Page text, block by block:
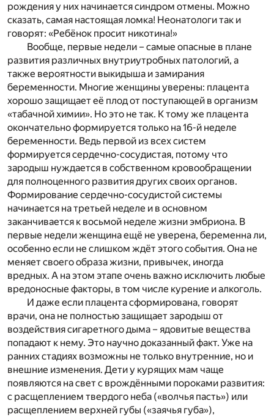
рождения у них начинается синдром отмены. Можно
сказать, самая настоящая ломка! Неонатологи так и
говорят: «Ребёнок просит никотина!»
Вообще, первые недели – самые опасные в плане
развития различных внутриутробных патологий, а
также вероятности выкидыша и замирания
беременности. Многие женщины уверены: плацента
хорошо защищает её плод от поступающей в организм
«табачной химии». Но это не так. К тому же плацента
окончательно формируется только на 16-й неделе
беременности. Ведь первой из всех систем
формируется сердечно-сосудистая, потому что
зародыш нуждается в собственном кровообращении
для полноценного развития других своих органов.
Формирование сердечно-сосудистой системы
начинается на третьей неделе и в основном
заканчивается к восьмой неделе жизни эмбриона. В
первые недели женщина ещё не уверена, беременна ли,
особенно если не слишком ждёт этого события. Она не
меняет своего образа жизни, привычек, иногда
вредных. А на этом этапе очень важно исключить любые
вредоносные факторы, в том числе курение и алкоголь.
И даже если плацента сформирована, говорят
врачи, она не полностью защищает зародыш от
воздействия сигаретного дыма – ядовитые вещества
попадают к нему. Это научно доказанный факт. Уже на
ранних стадиях возможны не только внутренние, но и
внешние изменения. Дети у курящих мам чаще
появляются на свет с врождёнными пороками развития:
с расщеплением твердого неба («волчья пасть») или
расщеплением верхней губы («заячья губа»),